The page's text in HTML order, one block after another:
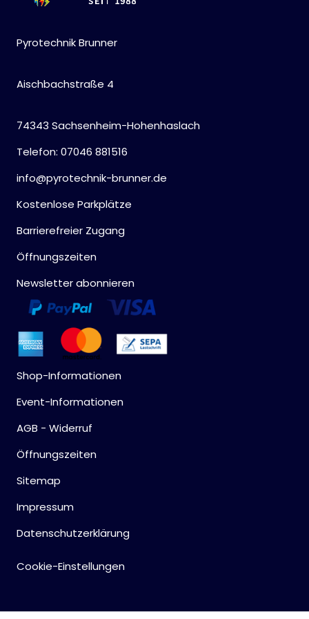
Pyrotechnik Brunner
Aischbachstraße 4
74343 Sachsenheim-Hohenhaslach
Telefon: 07046 881516
info@pyrotechnik-brunner.de
Kostenlose Parkplätze
Barrierefreier Zugang
Öffnungszeiten
Newsletter abonnieren
Shop-Informationen
Event-Informationen
AGB - Widerruf
Öffnungszeiten
Sitemap
Impressum
Datenschutzerklärung
Cookie-Einstellungen